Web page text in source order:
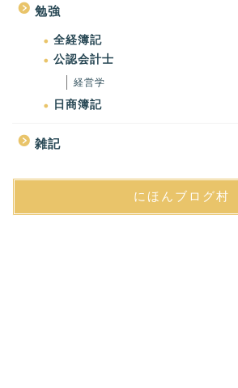
勉強
全経簿記
公認会計士
経営学
日商簿記
雑記
にほんブログ村